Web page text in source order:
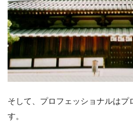
そして、プロフェッショナルはプ
す。